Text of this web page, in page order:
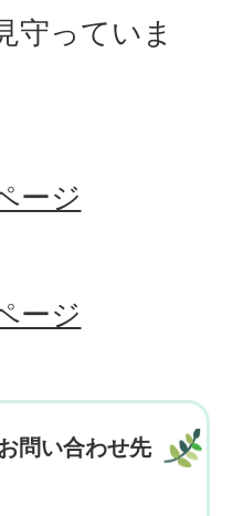
守っていま
ージ
ージ
問い合わせ先